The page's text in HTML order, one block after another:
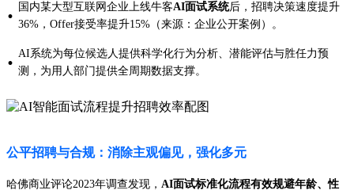
· 国内某大型互联网企业上线牛客AI面试系统后，招聘决策速度提升
36%，Offer接受率提升15%（来源：企业公开案例）。
· AI系统为每位候选人提供科学化行为分析、潜能评估与胜任力预
测，为用人部门提供全周期数据支撑。
公平招聘与合规：消除主观偏见，强化多元
哈佛商业评论2023年调查发现， AI面试标准化流程有效规避年龄、性